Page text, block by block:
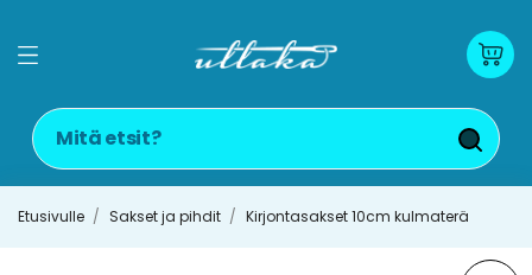
Etusivulle Sakset ja pihdit Kirjontasakset 10cm kulmaterä